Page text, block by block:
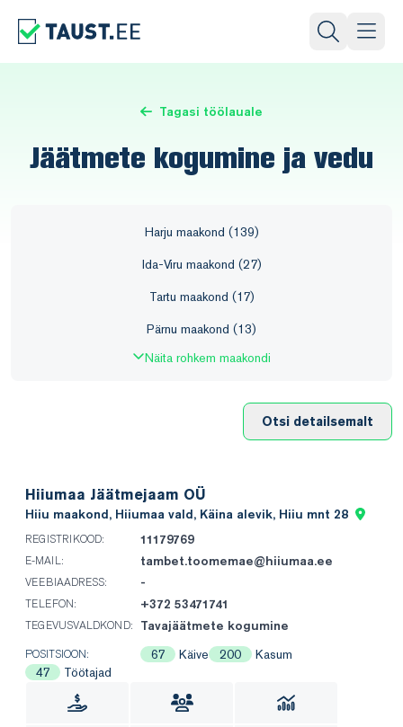
Tagasi töölauale
Jäätmete kogumine ja vedu
Harju maakond (139)
Ida-Viru maakond (27)
Tartu maakond (17)
Pärnu maakond (13)
Näita rohkem maakondi
Otsi detailsemalt
Hiiumaa Jäätmejaam OÜ
Hiiu maakond, Hiiumaa vald, Käina alevik, Hiiu mnt 28
REGISTRIKOOD: 11179769
E-MAIL: tambet.toomemae@hiiumaa.ee
VEEBIAADRESS: -
TELEFON: +372 53471741
TEGEVUSVALDKOND: Tavajäätmete kogumine
POSITSIOON: 67 Käive 200
Kasum
47
Töötajad